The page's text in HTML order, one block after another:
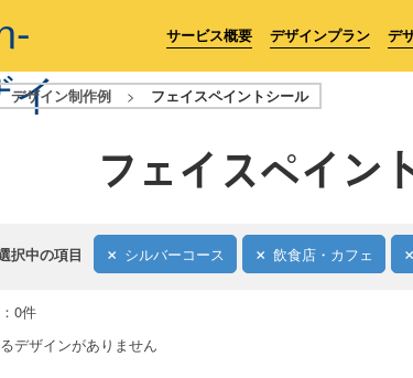
サービス概要 デザインプラン デ
デザイン制作例 > フェイスペイントシール
フェイスペイン
択中の項目 シルバーコース 飲食店・カフェ
0件
デザインがありません